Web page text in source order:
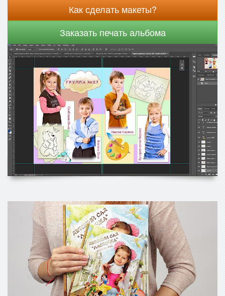
Как сделать макеты?
Заказать печать альбома